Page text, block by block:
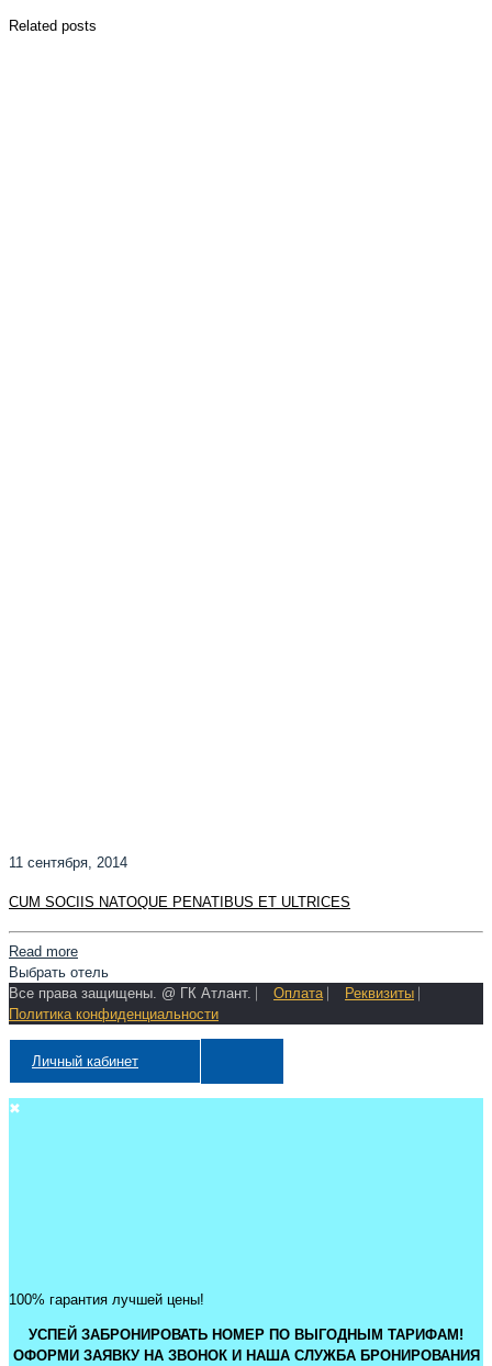
Related posts
11 сентября, 2014
CUM SOCIIS NATOQUE PENATIBUS ET ULTRICES
Read more
Выбрать отель
Все права защищены. @ ГК Атлант. ⎸ Оплата Реквизиты
Политика конфиденциальности
Личный кабинет
✖
100% гарантия лучшей цены!
УСПЕЙ ЗАБРОНИРОВАТЬ НОМЕР ПО ВЫГОДНЫМ ТАРИФАМ!
ОФОРМИ ЗАЯВКУ НА ЗВОНОК И НАША СЛУЖБА БРОНИРОВАНИЯ